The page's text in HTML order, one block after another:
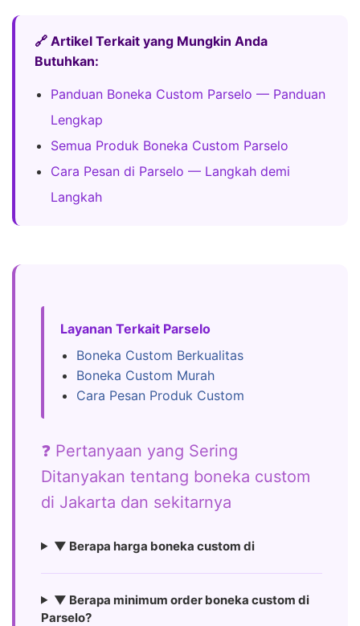
🔗 Artikel Terkait yang Mungkin Anda
Butuhkan:
Panduan Boneka Custom Parselo — Panduan
Lengkap
Semua Produk Boneka Custom Parselo
Cara Pesan di Parselo — Langkah demi
Langkah
Layanan Terkait Parselo
Boneka Custom Berkualitas
Boneka Custom Murah
Cara Pesan Produk Custom
❓ Pertanyaan yang Sering
Ditanyakan tentang boneka custom
di Jakarta dan sekitarnya
▼ Berapa harga boneka custom di
▼ Berapa minimum order boneka custom di
Parselo?